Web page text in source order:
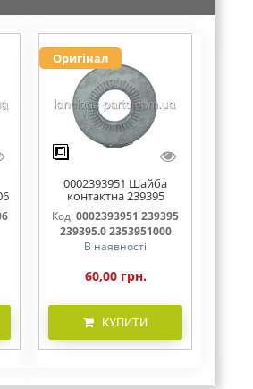
Оригінал
0002393951 Шайба
контактна 239395
239395.0 2353951000
Код:0002393951 239395
239395.0 2353951000
В наявності
60,00 грн.
КУПИТИ